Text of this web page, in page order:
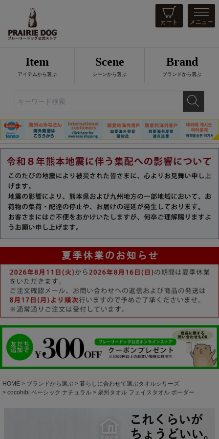
カート メニュー
Item
アイテムから選ぶ
Scene
シーンから選ぶ
Brand
ブランドから選ぶ
HOME ブランドから選ぶ
暮らしに合わせて選ぶタオルシリーズ
cocohibi ベーシック ナチュラル
泉州タオル フェイスタオル ボーダー